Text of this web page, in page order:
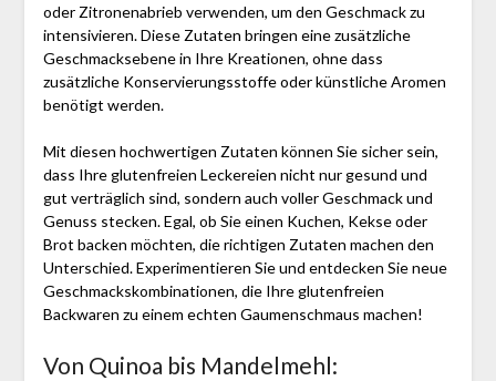
oder Zitronenabrieb verwenden, um den Geschmack zu
intensivieren. Diese Zutaten bringen eine zusätzliche
Geschmacksebene in Ihre Kreationen, ohne dass
zusätzliche Konservierungsstoffe oder künstliche Aromen
benötigt werden.
Mit diesen hochwertigen Zutaten können Sie sicher sein,
dass Ihre glutenfreien Leckereien nicht nur gesund und
gut verträglich sind, sondern auch voller Geschmack und
Genuss stecken. Egal, ob Sie einen Kuchen, Kekse oder
Brot backen möchten, die richtigen Zutaten machen den
Unterschied. Experimentieren Sie und entdecken Sie neue
Geschmackskombinationen, die Ihre glutenfreien
Backwaren zu einem echten Gaumenschmaus machen!
Von Quinoa bis Mandelmehl: